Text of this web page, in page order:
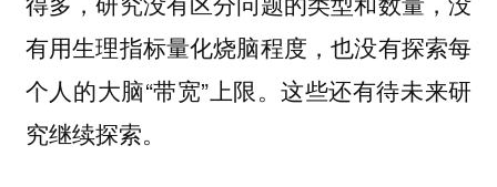
有用生理指标量化烧脑程度，也没有探索每
个人的大脑“带宽”上限。这些还有待未来研
究继续探索。